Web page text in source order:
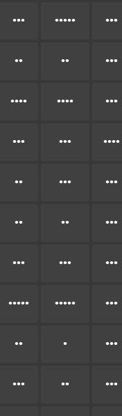
••• ••••• •••
•• •• •••
•••• •••• •••
••• ••• ••••
•• ••• •••
•• •• •••
••• ••• •••
••••• ••••• •••
•• • •••
••• •• •••